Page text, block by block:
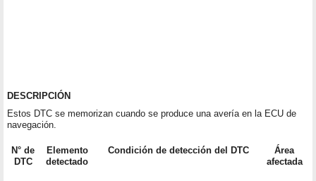
DESCRIPCIÓN
Estos DTC se memorizan cuando se produce una avería en la ECU de
navegación.
N° de
DTC
Elemento
detectado
Condición de detección del DTC
Área
afectada